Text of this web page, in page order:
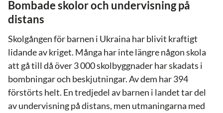
Bombade skolor och undervisning på
distans
Skolgången för barnen i Ukraina har blivit kraftigt
lidande av kriget. Många har inte längre någon skola
att gå till då över 3 000 skolbyggnader har skadats i
bombningar och beskjutningar. Av dem har 394
förstörts helt. En tredjedel av barnen i landet tar del
av undervisning på distans, men utmaningarna med